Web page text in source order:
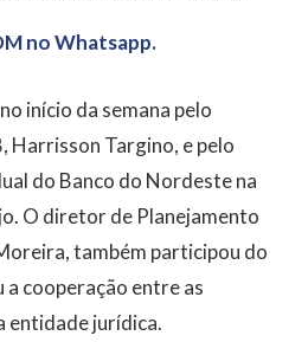
no Whatsapp.
início da semana pelo
Harrisson Targino, e pelo
do Banco do Nordeste na
O diretor de Planejamento
também participou do
cooperação entre as
entidade jurídica.